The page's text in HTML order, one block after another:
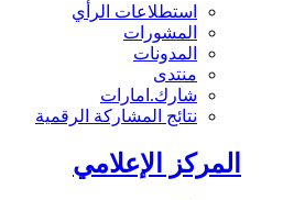
استطلاعات الرأي
المشورات
المدونات
منتدى
شارك.امارات
نتائج المشاركة الرقمية
المركز الإعلامي